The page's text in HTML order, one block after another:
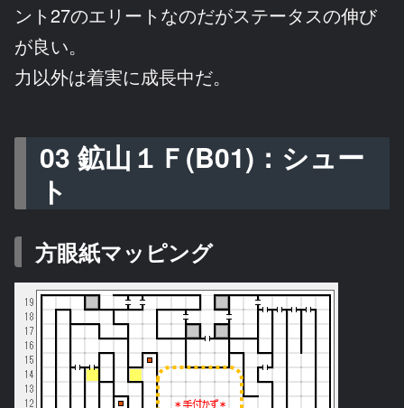
ント27のエリートなのだがステータスの伸び
が良い。
力以外は着実に成長中だ。
03 鉱山１Ｆ(B01)：シュー
ト
方眼紙マッピング